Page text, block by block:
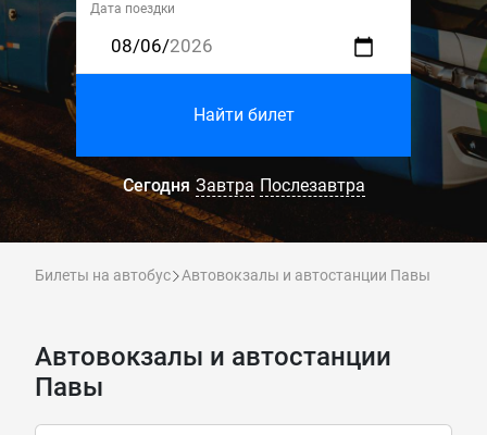
Дата поездки
Найти билет
Сегодня Завтра Послезавтра
Билеты на автобус Автовокзалы и автостанции Павы
Автовокзалы и автостанции
Павы